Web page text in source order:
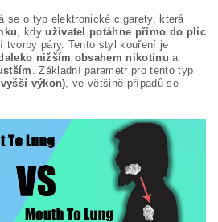
se o typ elektronické cigarety, která
, kdyuživatel potáhne přímo do plic
tvorby páry. Tento styl kouření je
nižším obsahem nikotinu a
. Základní parametr pro tento typ
výkon), ve většině případů se